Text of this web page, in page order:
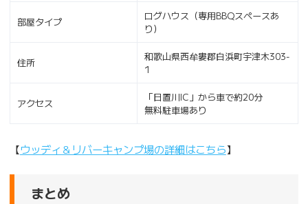
部屋タイプ
ログハウス（専用BBQスペースあ
り）
住所
和歌山県西牟婁郡白浜町宇津木303‐
1
アクセス
「日置川IC」から車で約20分
無料駐車場あり
【ウッディ＆リバーキャンプ場の詳細はこちら】
まとめ